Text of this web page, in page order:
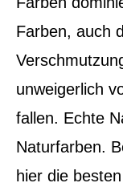
Farben, auch
unweigerlich
fallen. Echte
Naturfarben.
hier die